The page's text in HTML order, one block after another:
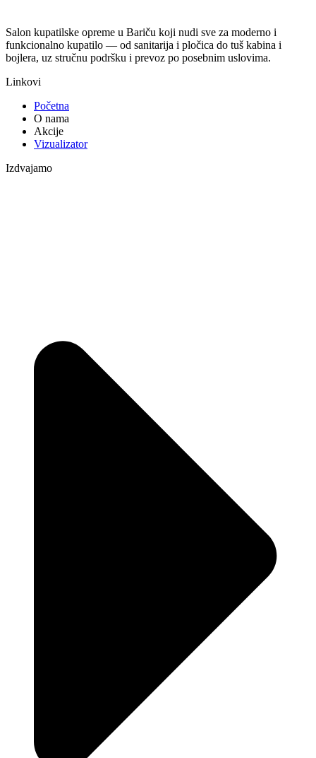
Salon kupatilske opreme u Bariču koji nudi sve za moderno i
funkcionalno kupatilo — od sanitarija i pločica do tuš kabina i
bojlera, uz stručnu podršku i prevoz po posebnim uslovima.
Linkovi
Početna
O nama
Akcije
Vizualizator
Izdvajamo